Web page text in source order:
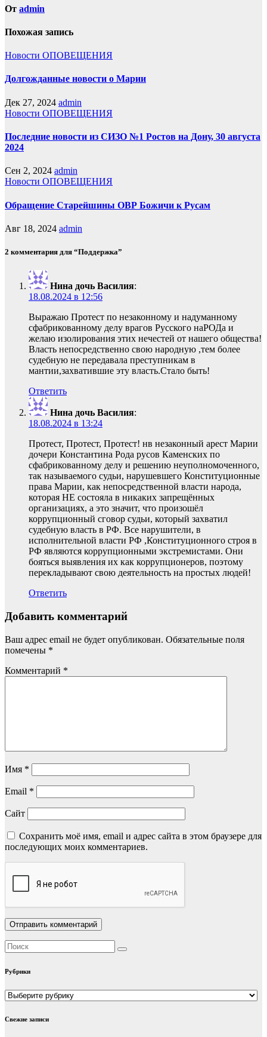
От admin
Похожая запись
Новости ОПОВЕЩЕНИЯ
Долгожданные новости о Марии
Дек 27, 2024 admin
Новости ОПОВЕЩЕНИЯ
Последние новости из СИЗО №1 Ростов на Дону, 30 августа
2024
Сен 2, 2024 admin
Новости ОПОВЕЩЕНИЯ
Обращение Старейшины ОВР Божичи к Русам
Авг 18, 2024 admin
2 комментария для “Поддержка”
Нина дочь Василия:
18.08.2024 в 12:56
Выражаю Протест по незаконному и надуманному
сфабрикованному делу врагов Русского наРОДа и
желаю изолирования этих нечестей от нашего общества!
Власть непосредственно свою народную ,тем более
судебную не передавала преступникам в
мантии,захватившие эту власть.Стало быть!
Ответить
Нина дочь Василия:
18.08.2024 в 13:24
Протест, Протест, Протест! нв незаконный арест Марии
дочери Константина Рода русов Каменских по
сфабрикованному делу и решению неуполномоченного,
так называемого судьи, нарушевшего Конституционные
права Марии, как непосредственной власти народа,
которая НЕ состояла в никаких запрещённых
организациях, а это значит, что произошёл
коррупционный сговор судьи, который захватил
судебную власть в РФ. Все нарушители, в
исполнительной власти РФ ,Конституционного строя в
РФ являются коррупционными экстремистами. Они
бояться выявления их как коррупционеров, поэтому
перекладывают свою деятельность на простых людей!
Ответить
Добавить комментарий
Ваш адрес email не будет опубликован. Обязательные поля
помечены *
Комментарий *
Имя *
Email *
Сайт
Сохранить моё имя, email и адрес сайта в этом браузере для
последующих моих комментариев.
Рубрики
Рубрики
Свежие записи